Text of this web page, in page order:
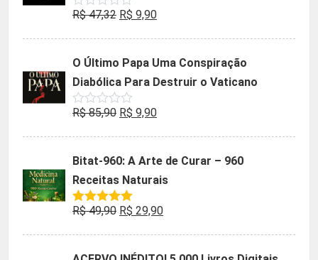
Avaliação
de
R$47,32 O
era:
R$ 47,32.
R$ 9,90O
é:
R$ 9,90.
O Último Papa Uma Conspiração
Diabólica Para Destruir o Vaticano
Avaliação
de
R$85,90 O
era:
R$ 85,90.
R$ 9,90O
é:
R$ 9,90.
Bitat-960: A Arte de Curar – 960
Receitas Naturais
Avaliação
R$49,90 O
R$ 29,90O